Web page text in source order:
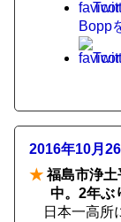
Bopp
2016年10月
★福島市浄土
中。2年ぶ
日本一高所